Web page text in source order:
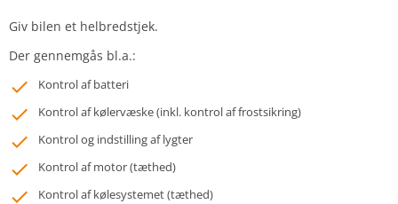
Giv bilen et helbredstjek.
Der gennemgås bl.a.:
Kontrol af batteri
Kontrol af kølervæske (inkl. kontrol af frostsikring)
Kontrol og indstilling af lygter
Kontrol af motor (tæthed)
Kontrol af kølesystemet (tæthed)